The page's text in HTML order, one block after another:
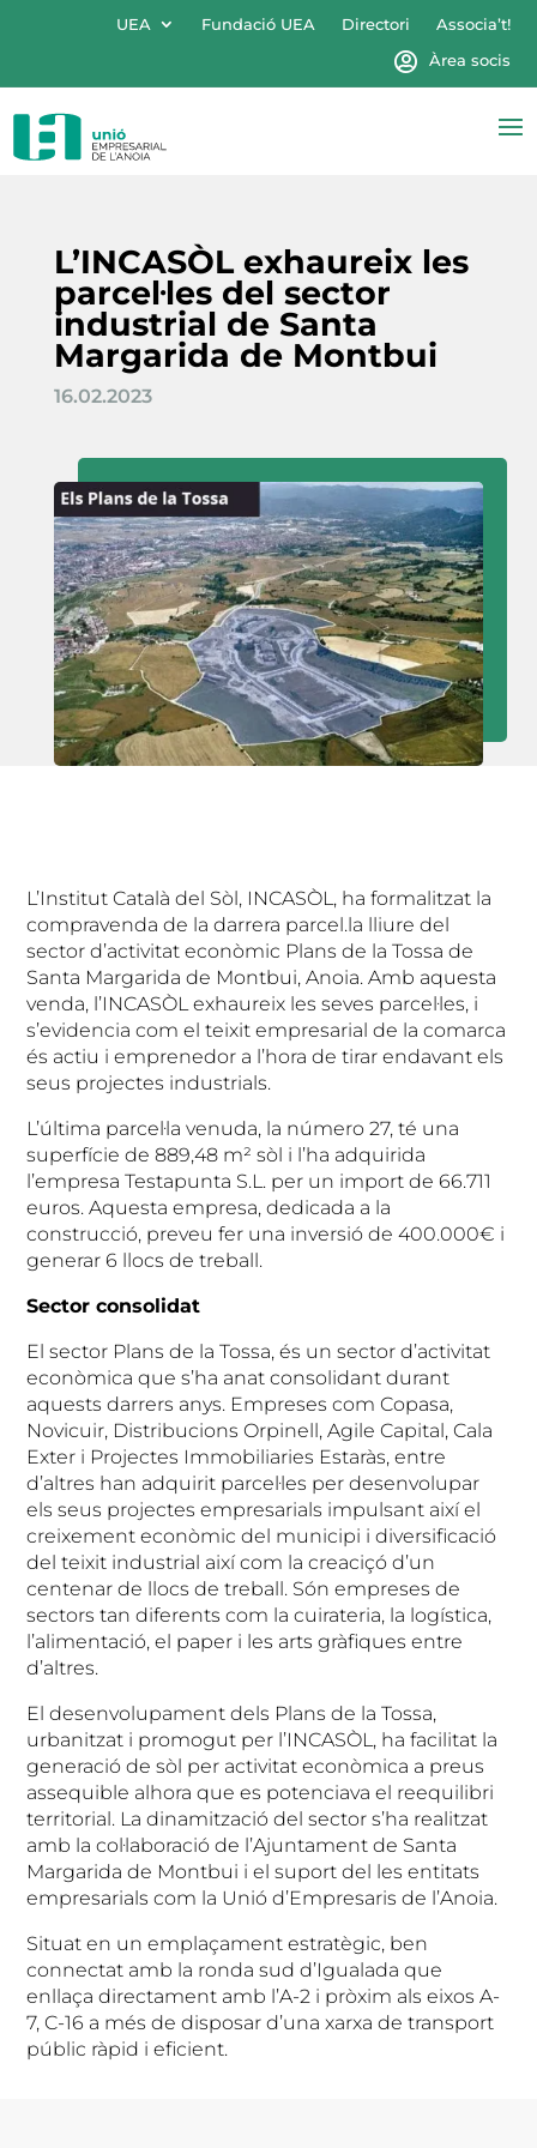
UEA Fundació UEA Directori
Associa’t!
Àrea socis
L’INCASÒL exhaureix les
parcel·les del sector
industrial de Santa
Margarida de Montbui
16.02.2023
L’Institut Català del Sòl, INCASÒL, ha formalitzat la
compravenda de la darrera parcel.la lliure del
sector d’activitat econòmic Plans de la Tossa de
Santa Margarida de Montbui, Anoia. Amb aquesta
venda, l’INCASÒL exhaureix les seves parcel·les, i
s’evidencia com el teixit empresarial de la comarca
és actiu i emprenedor a l’hora de tirar endavant els
seus projectes industrials.
L’última parcel·la venuda, la número 27, té una
superfície de 889,48 m² sòl i l’ha adquirida
l’empresa Testapunta S.L. per un import de 66.711
euros. Aquesta empresa, dedicada a la
construcció, preveu fer una inversió de 400.000€ i
generar 6 llocs de treball.
Sector consolidat
El sector Plans de la Tossa, és un sector d’activitat
econòmica que s’ha anat consolidant durant
aquests darrers anys. Empreses com Copasa,
Novicuir, Distribucions Orpinell, Agile Capital, Cala
Exter i Projectes Immobiliaries Estaràs, entre
d’altres han adquirit parcel·les per desenvolupar
els seus projectes empresarials impulsant així el
creixement econòmic del municipi i diversificació
del teixit industrial així com la creaciçó d’un
centenar de llocs de treball. Són empreses de
sectors tan diferents com la cuirateria, la logística,
l’alimentació, el paper i les arts gràfiques entre
d’altres.
El desenvolupament dels Plans de la Tossa,
urbanitzat i promogut per l’INCASÒL, ha facilitat la
generació de sòl per activitat econòmica a preus
assequible alhora que es potenciava el reequilibri
territorial. La dinamització del sector s’ha realitzat
amb la col·laboració de l’Ajuntament de Santa
Margarida de Montbui i el suport del les entitats
empresarials com la Unió d’Empresaris de l’Anoia.
Situat en un emplaçament estratègic, ben
connectat amb la ronda sud d’Igualada que
enllaça directament amb l’A-2 i pròxim als eixos A-
7, C-16 a més de disposar d’una xarxa de transport
públic ràpid i eficient.